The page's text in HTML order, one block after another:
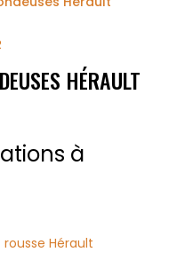
HÉRAULT
à
Hérault